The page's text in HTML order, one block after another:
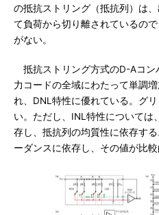
の抵抗ストリング（抵抗列）は
て負荷から切り離されているの
がない。
抵抗ストリング方式のD-Aコン
力コードの全域にわたって単調
れ、DNL特性に優れている。グ
い。ただし、INL特性については
存し、抵抗列の均質性に依存す
ーダンスに依存し、その値が比較